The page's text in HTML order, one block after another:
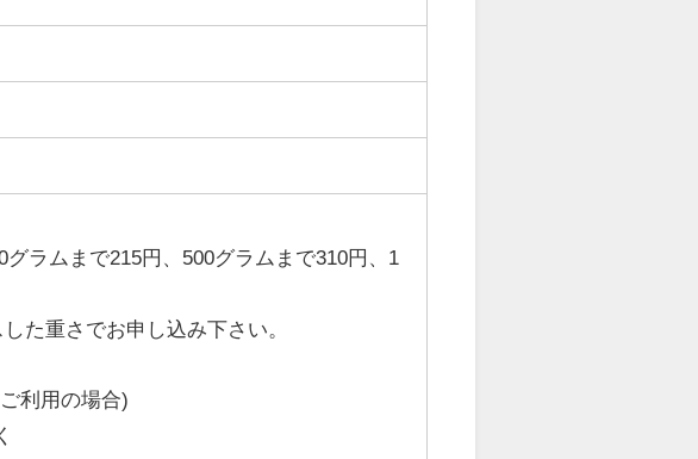
グラムまで215円、500グラムまで310円、1
た重さでお申し込み下さい。
利用の場合)